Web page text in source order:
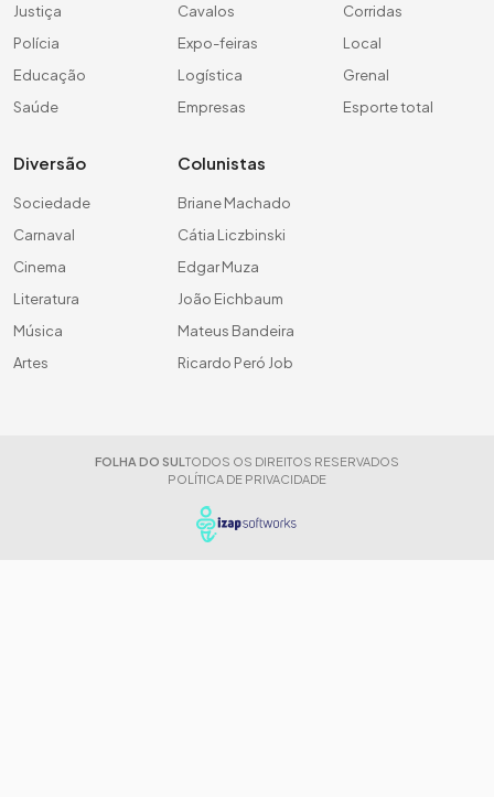
Justiça
Polícia
Educação
Saúde
Cavalos
Expo-feiras
Logística
Empresas
Corridas
Local
Grenal
Esporte total
Diversão
Sociedade
Carnaval
Cinema
Literatura
Música
Artes
Colunistas
Briane Machado
Cátia Liczbinski
Edgar Muza
João Eichbaum
Mateus Bandeira
Ricardo Peró Job
FOLHA DO SUL TODOS OS DIREITOS RESERVADOS
POLÍTICA DE PRIVACIDADE